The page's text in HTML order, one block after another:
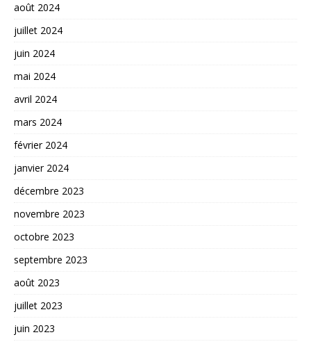
août 2024
juillet 2024
juin 2024
mai 2024
avril 2024
mars 2024
février 2024
janvier 2024
décembre 2023
novembre 2023
octobre 2023
septembre 2023
août 2023
juillet 2023
juin 2023